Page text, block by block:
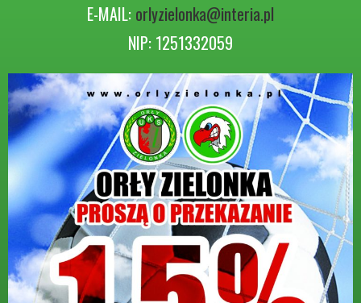
E-MAIL: orlyzielonka@interia.pl
NIP: 1251332059